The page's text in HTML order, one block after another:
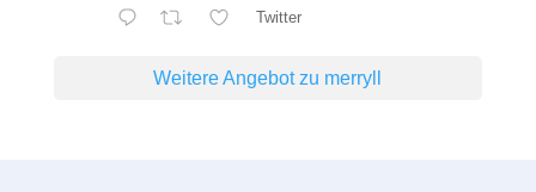
Twitter
Weitere Angebot zu merryll